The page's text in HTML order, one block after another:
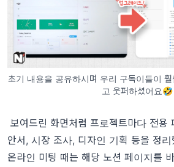
초기 내용을 공유하시며 우리 구독이들이
고 웃퍼하셨어요🤣
보여드린 화면처럼 프로젝트마다 전용
안서, 시장 조사, 디자인 기획 등을 정리
온라인 미팅 때는 해당 노션 페이지를